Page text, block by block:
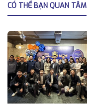
CÓ THỂ BẠN QUAN TÂM